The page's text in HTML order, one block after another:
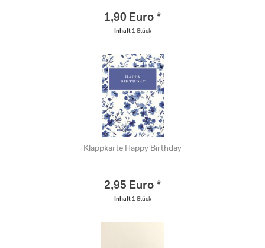
1,90 Euro *
Inhalt 1 Stück
Klappkarte Happy Birthday
2,95 Euro *
Inhalt 1 Stück